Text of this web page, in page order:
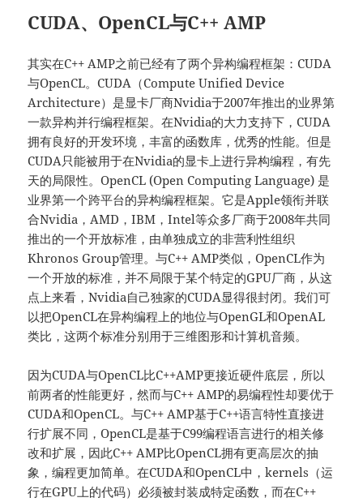
CUDA、OpenCL与C++ AMP
其实在C++ AMP之前已经有了两个异构编程框架：CUDA
与OpenCL。CUDA（Compute Unified Device
Architecture）是显卡厂商Nvidia于2007年推出的业界第
一款异构并行编程框架。在Nvidia的大力支持下，CUDA
拥有良好的开发环境，丰富的函数库，优秀的性能。但是
CUDA只能被用于在Nvidia的显卡上进行异构编程，有先
天的局限性。OpenCL (Open Computing Language) 是
业界第一个跨平台的异构编程框架。它是Apple领衔并联
合Nvidia，AMD，IBM，Intel等众多厂商于2008年共同
推出的一个开放标准，由单独成立的非营利性组织
Khronos Group管理。与C++ AMP类似，OpenCL作为
一个开放的标准，并不局限于某个特定的GPU厂商，从这
点上来看，Nvidia自己独家的CUDA显得很封闭。我们可
以把OpenCL在异构编程上的地位与OpenGL和OpenAL
类比，这两个标准分别用于三维图形和计算机音频。
因为CUDA与OpenCL比C++AMP更接近硬件底层，所以
前两者的性能更好，然而与C++ AMP的易编程性却要优于
CUDA和OpenCL。与C++ AMP基于C++语言特性直接进
行扩展不同，OpenCL是基于C99编程语言进行的相关修
改和扩展，因此C++ AMP比OpenCL拥有更高层次的抽
象，编程更加简单。在CUDA和OpenCL中，kernels（运
行在GPU上的代码）必须被封装成特定函数，而在C++